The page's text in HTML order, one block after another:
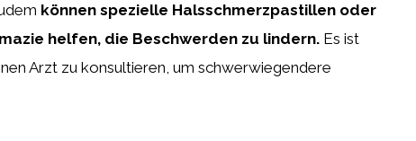
können spezielle Halsschmerzpastillen oder
helfen, die Beschwerden zu lindern. Es ist
Arzt zu konsultieren, um schwerwiegendere